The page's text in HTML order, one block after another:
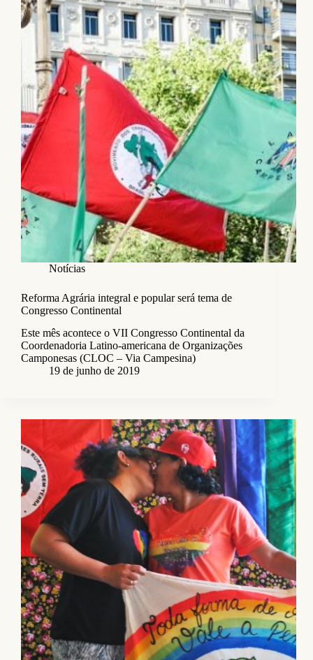
Notícias
Reforma Agrária integral e popular será tema de
Congresso Continental
Este mês acontece o VII Congresso Continental da
Coordenadoria Latino-americana de Organizações
Camponesas (CLOC – Via Campesina)
19 de junho de 2019